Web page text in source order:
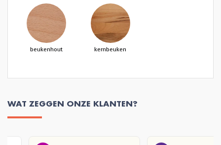
beukenhout kernbeuken
WAT ZEGGEN ONZE KLANTEN?